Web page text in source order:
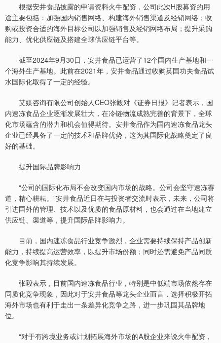
根据安井食品披露的申请资料火牛配资，公司此次H股募资的用
途主要包括：加强国内销售网络、构建海外销售渠道及经销网络；收
购或投资合适的海外目标公司以加强销售及经销网络布局；提升采购
能力、优化供应链及搭建全球供应链平台等。
截至2024年9月30日，安井食品已运营了12个国内生产基地和一
个海外生产基地。此前在2021年，安井食品通过收购英国功夫食品试
水国际化取得了一定的经验。
艾媒咨询有限公司创始人CEO张毅对《证券日报》记者表示，国
内速冻食品企业逐渐发展壮大，在冷链物流成熟完善的背景下，全球
化市场蕴含的潜力和机会值得期待。安井食品作为国内速冻食品龙头
企业已经具备了一定的技术和品牌优势，这为其国际化战略奠定了良
好的基础。
提升国际品牌影响力
“公司的国际化布局不会改变国内市场的战略。公司会坚守速冻赛
道，精心耕耘。”安井食品近日在与投资者交流时表示，未来，公司将
引进国外的管理、技术以及优质的食品原材料，也会通过在当地建立
供应链、渠道等，提升国际品牌影响力。
目前，国内速冻食品行业竞争激烈，企业需要持续保持产品创新
能力，持续提高运营效率，以提升市场份额；同时还需避免产品同质
化竞争影响其持续发展。
张毅表示，目前国内速冻食品行业，特别是中低端市场依然存在
同质化竞争现象，因此对于安井食品等龙头企业而言，选择积极开拓
海外市场也有利于走出一条差异化竞争之路，进一步巩固其品牌地
位。
“对于有跨境业务或计划拓展海外市场的A股企业来说火牛配资，